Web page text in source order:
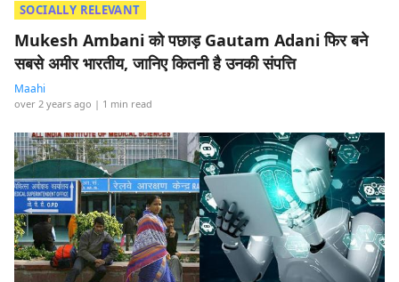
SOCIALLY RELEVANT
Mukesh Ambani को पछाड़ Gautam Adani फिर बने
सबसे अमीर भारतीय, जानिए कितनी है उनकी संपत्ति
Maahi
over 2 years ago | 1 min read